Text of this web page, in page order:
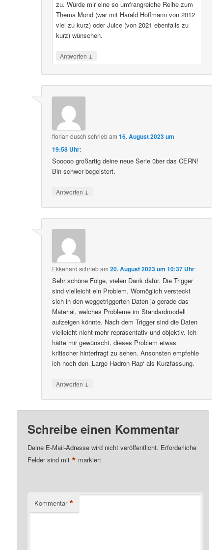
zu. Würde mir eine so umfrangreiche Reihe zum
Thema Mond (war mit Harald Hoffmann von 2012
viel zu kurz) oder Juice (von 2021 ebenfalls zu
kurz) wünschen.
Antworten ↓
florian dusch schriebam16. August 2023 um
19:58 Uhr:
Sooooo großartig deine neue Serie über das CERN!
Bin schwer begeistert.
Antworten ↓
Ekkehard schriebam20. August 2023 um 10:37 Uhr:
Sehr schöne Folge, vielen Dank dafür. Die Trigger
sind vielleicht ein Problem. Womöglich versteckt
sich in den weggetriggerten Daten ja gerade das
Material, welches Probleme im Standardmodell
aufzeigen könnte. Nach dem Trigger sind die Daten
vielleicht nicht mehr repräsentativ und objektiv. Ich
hätte mir gewünscht, dieses Problem etwas
kritischer hinterfragt zu sehen. Ansonsten empfehle
ich noch den ‚Large Hadron Rap‘ als Kurzfassung.
Antworten ↓
Schreibe einen Kommentar
Deine E-Mail-Adresse wird nicht veröffentlicht. Erforderliche
Felder sind mit* markiert
Kommentar *